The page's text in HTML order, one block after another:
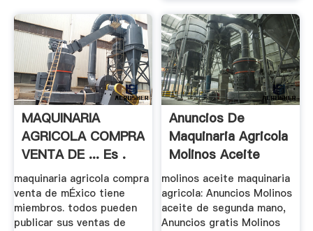
MAQUINARIA
AGRICOLA COMPRA
VENTA DE ... Es .
maquinaria agricola compra
venta de mÉxico tiene
miembros. todos pueden
publicar sus ventas de
Anuncios De
Maquinaria Agricola
Molinos Aceite
molinos aceite maquinaria
agricola: Anuncios Molinos
aceite de segunda mano,
Anuncios gratis Molinos